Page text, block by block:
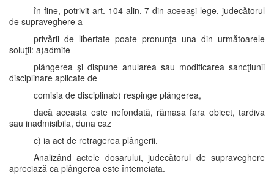
în fine, potrivit art. 104 alin. 7 din aceeaşi lege, judecătorul
de supraveghere a
privării de libertate poate pronunţa una din următoarele
soluţii: a)admite
plângerea şi dispune anularea sau modificarea sancţiunii
disciplinare aplicate de
comisia de disciplinab) respinge plângerea,
dacă aceasta este nefondată, rămasa fara obiect, tardiva
sau inadmisibila, duna caz
c) ia act de retragerea plângerii.
Analizând actele dosarului, judecătorul de supraveghere
apreciază ca plângerea este întemeiata.